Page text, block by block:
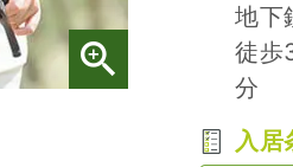
地下
徒
分
入居